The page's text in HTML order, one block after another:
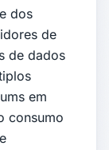
dos
de
de dados
em
consumo